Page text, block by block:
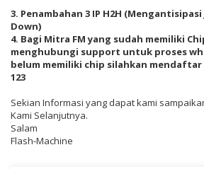
3. Penambahan 3 IP H2H (Mengantisipasi
Down)
4. Bagi Mitra FM yang sudah memiliki
menghubungi support untuk proses
belum memiliki chip silahkan mendaftar
123
Sekian Informasi yang dapat kami
Kami Selanjutnya.
Salam
Flash-Machine